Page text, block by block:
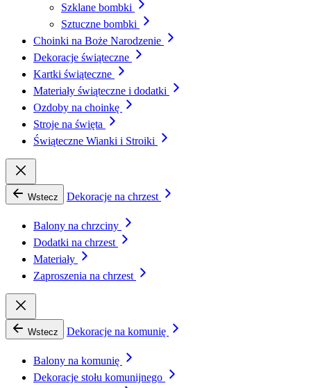
Szklane bombki
Sztuczne bombki
Choinki na Boże Narodzenie
Dekoracje świąteczne
Kartki świąteczne
Materiały świąteczne i dodatki
Ozdoby na choinkę
Stroje na święta
Świąteczne Wianki i Stroiki
Wstecz Dekoracje na chrzest
Balony na chrzciny
Dodatki na chrzest
Materiały
Zaproszenia na chrzest
Wstecz Dekoracje na komunię
Balony na komunię
Dekoracje stołu komunijnego